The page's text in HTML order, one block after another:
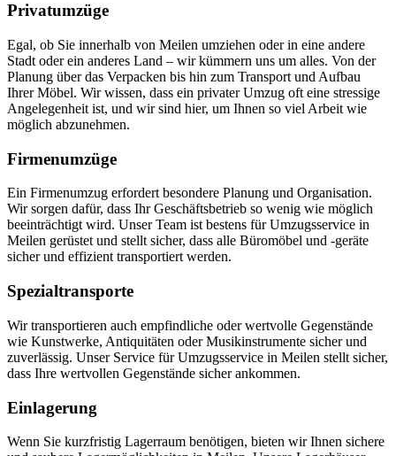
Privatumzüge
Egal, ob Sie innerhalb von Meilen umziehen oder in eine andere
Stadt oder ein anderes Land – wir kümmern uns um alles. Von der
Planung über das Verpacken bis hin zum Transport und Aufbau
Ihrer Möbel. Wir wissen, dass ein privater Umzug oft eine stressige
Angelegenheit ist, und wir sind hier, um Ihnen so viel Arbeit wie
möglich abzunehmen.
Firmenumzüge
Ein Firmenumzug erfordert besondere Planung und Organisation.
Wir sorgen dafür, dass Ihr Geschäftsbetrieb so wenig wie möglich
beeinträchtigt wird. Unser Team ist bestens für Umzugsservice in
Meilen gerüstet und stellt sicher, dass alle Büromöbel und -geräte
sicher und effizient transportiert werden.
Spezialtransporte
Wir transportieren auch empfindliche oder wertvolle Gegenstände
wie Kunstwerke, Antiquitäten oder Musikinstrumente sicher und
zuverlässig. Unser Service für Umzugsservice in Meilen stellt sicher,
dass Ihre wertvollen Gegenstände sicher ankommen.
Einlagerung
Wenn Sie kurzfristig Lagerraum benötigen, bieten wir Ihnen sichere